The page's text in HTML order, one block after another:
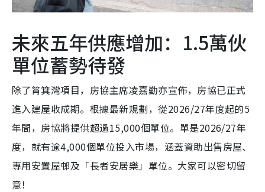
未來五年供應增加：1.5萬伙
單位蓄勢待發
除了筲箕灣項目，房協主席凌嘉勤亦宣佈，房協已正式
進入建屋收成期。根據最新規劃，從2026/27年度起的5
年間，房協將提供超過15,000個單位。單是2026/27年
度，就有逾4,000個單位投入市場，涵蓋資助出售房屋、
專用安置屋邨及「長者安居樂」單位。大家可以密切留
意！